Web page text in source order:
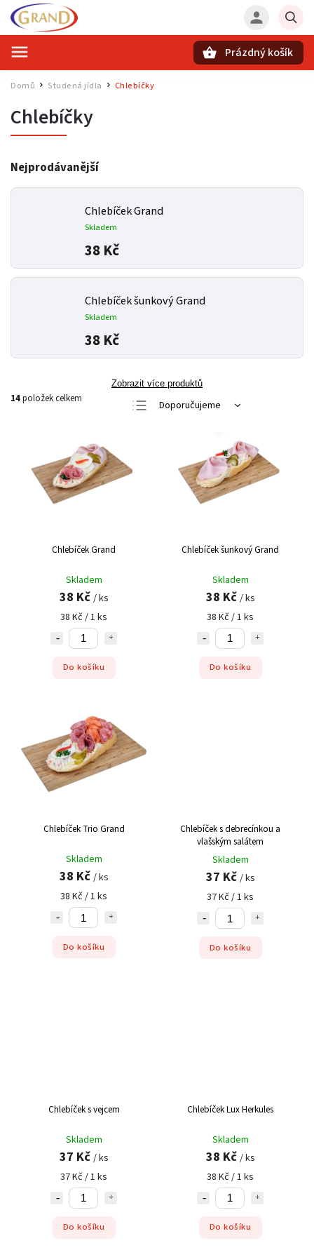
Prázdný košík
Domů / Studená jídla Chlebíčky
Chlebíčky
Nejprodávanější
Chlebíček Grand
Skladem
38 Kč
Chlebíček šunkový Grand
Skladem
38 Kč
Zobrazit více produktů
Doporučujeme
Nejprodávanější
Abecedně
14položek celkem
Chlebíček Grand
Skladem
38 Kč / ks
38 Kč / 1 ks
Do košíku
Chlebíček šunkový Grand
Skladem
38 Kč / ks
38 Kč / 1 ks
Do košíku
Chlebíček Trio Grand
Skladem
38 Kč / ks
38 Kč / 1 ks
Do košíku
Chlebíček s debrecínkou a
vlašským salátem
Skladem
37 Kč / ks
37 Kč / 1 ks
Do košíku
Chlebíček s vejcem
Skladem
37 Kč / ks
37 Kč / 1 ks
Do košíku
Chlebíček Lux Herkules
Skladem
38 Kč / ks
38 Kč / 1 ks
Do košíku